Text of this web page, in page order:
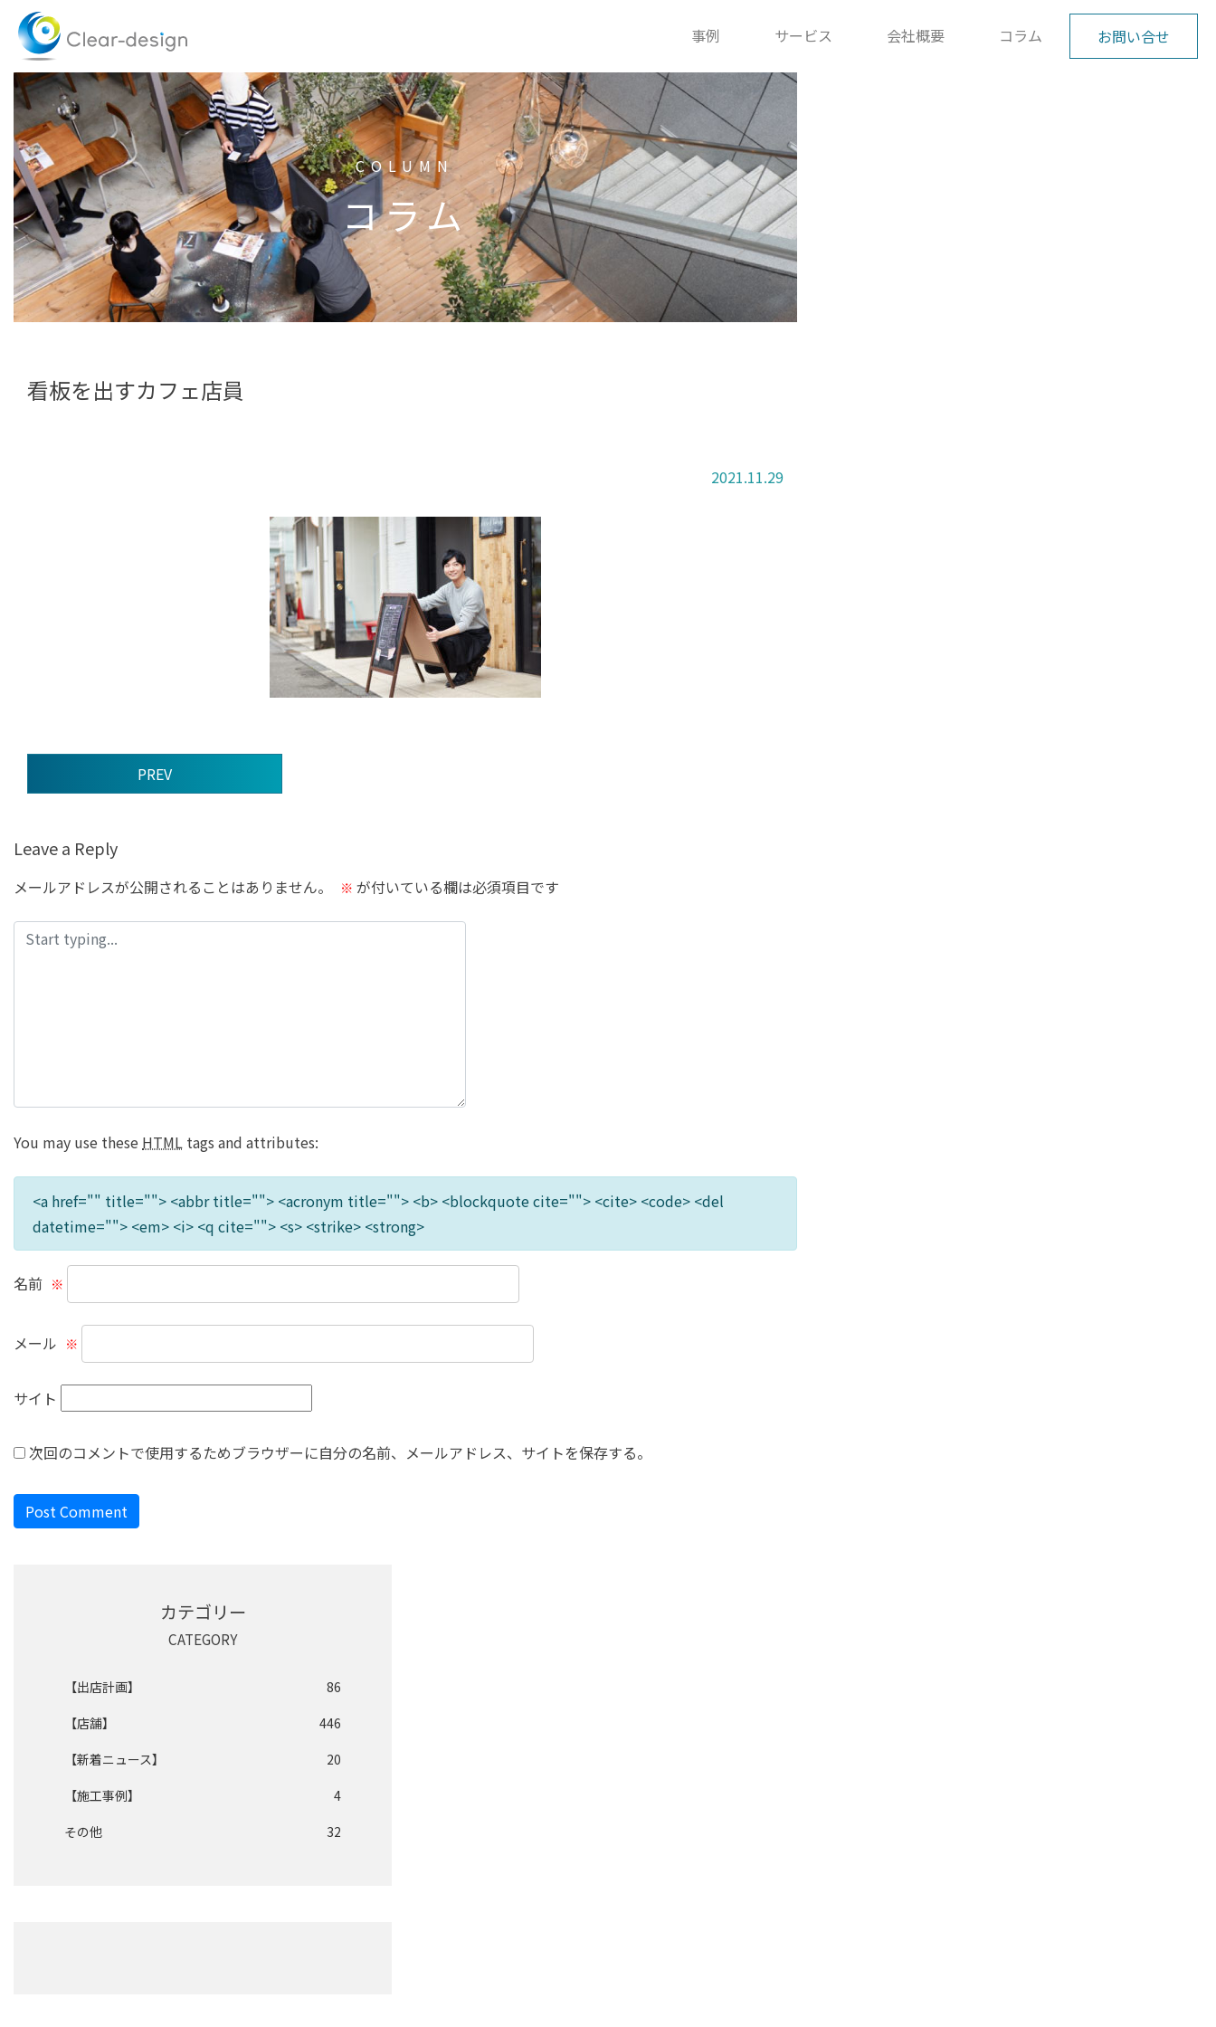
Skip
content
事例 サービス 会社概要 コラム お問い合せ
COLUMN
コラム
看板を出すカフェ店員
2021.11.29
後
記
事
へ
の
PREV
Leave a Reply
メールアドレスが公開されることはありません。 ※ が付いている欄は必須項目です
You may use these HTML tags and attributes:
<a href="" title=""> <abbr title=""> <acronym title=""> <b> <blockquote cite=""> <cite> <code> <del
datetime=""> <em> <i> <q cite=""> <s> <strike> <strong>
名前 ※
メール ※
サイト
次回のコメントで使用するためブラウザーに自分の名前、メールアドレス、サイトを保存する。
カテゴリー
CATEGORY
【出店計画】
86
【店舗】
446
【新着ニュース】
20
【施工事例】
4
その他
32